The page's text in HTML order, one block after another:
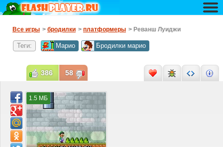
Все игры > бродилки > платформеры > Реванш Луиджи
Теги: Марио Бродилки марио
1.5 МБ
386 58